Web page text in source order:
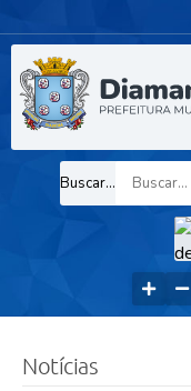
Buscar...
Notícias